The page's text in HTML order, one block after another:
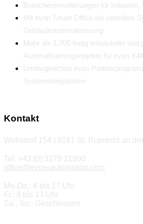
Branchenerweiterungen für Industrie,
Mit evon Smart Office ein verteiltes
Gebäudeautomatisierung
Mehr als 1.700 fertig entwickelte und
Automatisierungsobjekte für evon
Umfangreiches evon
Systemintegratoren
Kontakt
Wollsdorf 154 | 8181 St. Ruprecht an
Tel. +43 (0) 3178 21800
office@evon-automation.com
Mo-Do.: 8 bis 17 Uhr
Fr.: 8 bis 13 Uhr
Sa., So.: Geschlossen